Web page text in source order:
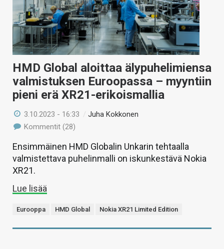
HAKU
HMD Global aloittaa älypuhelimiensa
valmistuksen Euroopassa – myyntiin
pieni erä XR21-erikoismallia
3.10.2023 - 16:33 /Juha Kokkonen
Kommentit (28)
Ensimmäinen HMD Globalin Unkarin tehtaalla
valmistettava puhelinmalli on iskunkestävä Nokia
XR21.
Lue lisää
Eurooppa HMD Global Nokia XR21 Limited Edition